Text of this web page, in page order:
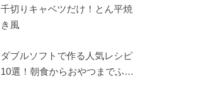
千切りキャベツだけ！とん平焼
き風
ダブルソフトで作る人気レシピ
10選！朝食からおやつまでふん